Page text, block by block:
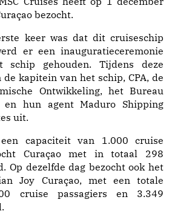
bezocht.
keer was dat dit cruiseschip
er een inauguratieceremonie
gehouden. Tijdens deze
kapitein van het schip, CPA, de
Ontwikkeling, het Bureau
en hun agent Maduro Shipping
uit.
capaciteit van 1.000 cruise
Curaçao met in totaal 298
Op dezelfde dag bezocht ook het
Joy Curaçao, met een totale
cruise passagiers en 3.349